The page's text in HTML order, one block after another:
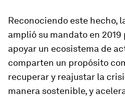
Reconociendo este hecho,
amplió su mandato en
apoyar un ecosistema de
comparten un propósito
recuperar y reajustar la
manera sostenible, y